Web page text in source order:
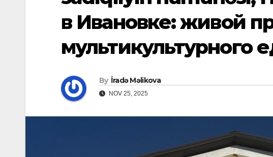
в Ивановке: живой
мультикультурного
By İradə Məlikova
NOV 25, 2025